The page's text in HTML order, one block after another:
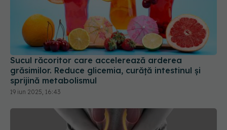
Sucul răcoritor care accelerează arderea
grăsimilor. Reduce glicemia, curăță intestinul și
sprijină metabolismul
19 iun 2025, 16:43